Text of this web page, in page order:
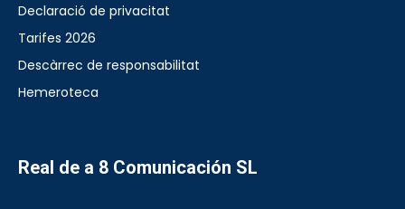
Declaració de privacitat
Tarifes 2026
Descàrrec de responsabilitat
Hemeroteca
Real de a 8 Comunicación SL